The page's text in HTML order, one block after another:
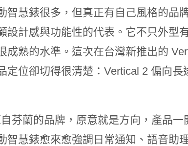
智慧錶很多，但真正有自己風格的品
設計感與功能性的代表。它不只外型
成熟的水準。這次在台灣新推出的
定位卻切得很清楚：Vertical 2 偏向
芬蘭的品牌，原意就是方向，產品
智慧錶愈來愈強調日常通知、語音助